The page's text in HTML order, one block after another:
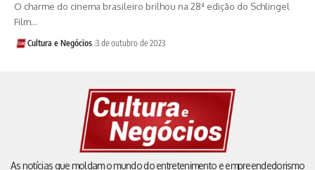
O charme do cinema brasileiro brilhou na 28ª edição do Schlingel
Film…
Cultura e Negócios 3 de outubro de 2023
As notícias que moldam o mundo do entretenimento e empreendedorismo